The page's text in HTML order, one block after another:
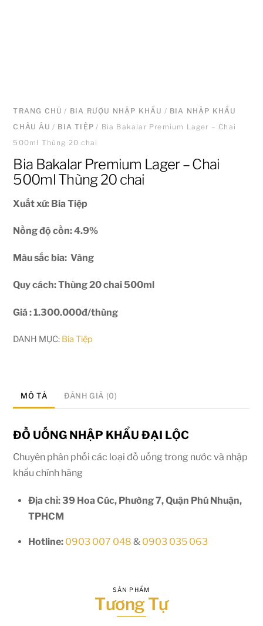
TRANG CHỦ / BIA RƯỢU NHẬP KHẨU / BIA NHẬP KHẨU
CHÂU ÂU / BIA TIỆP / Bia Bakalar Premium Lager – Chai
500ml Thùng 20 chai
Bia Bakalar Premium Lager – Chai
500ml Thùng 20 chai
Xuất xứ: Bia Tiệp
Nồng độ cồn: 4.9%
Màu sắc bia: Vàng
Quy cách: Thùng 20 chai 500ml
Giá : 1.300.000đ/thùng
DANH MỤC: Bia Tiệp
MÔ TẢ ĐÁNH GIÁ (0)
ĐỒ UỐNG NHẬP KHẨU ĐẠI LỘC
Chuyên phân phối các loại đồ uống trong nước và nhập
khẩu chính hãng
Địa chỉ: 39 Hoa Cúc, Phường 7, Quận Phú Nhuận,
TPHCM
Hotline: 0903 007 048 & 0903 035 063
SẢN PHẨM
Tương Tự